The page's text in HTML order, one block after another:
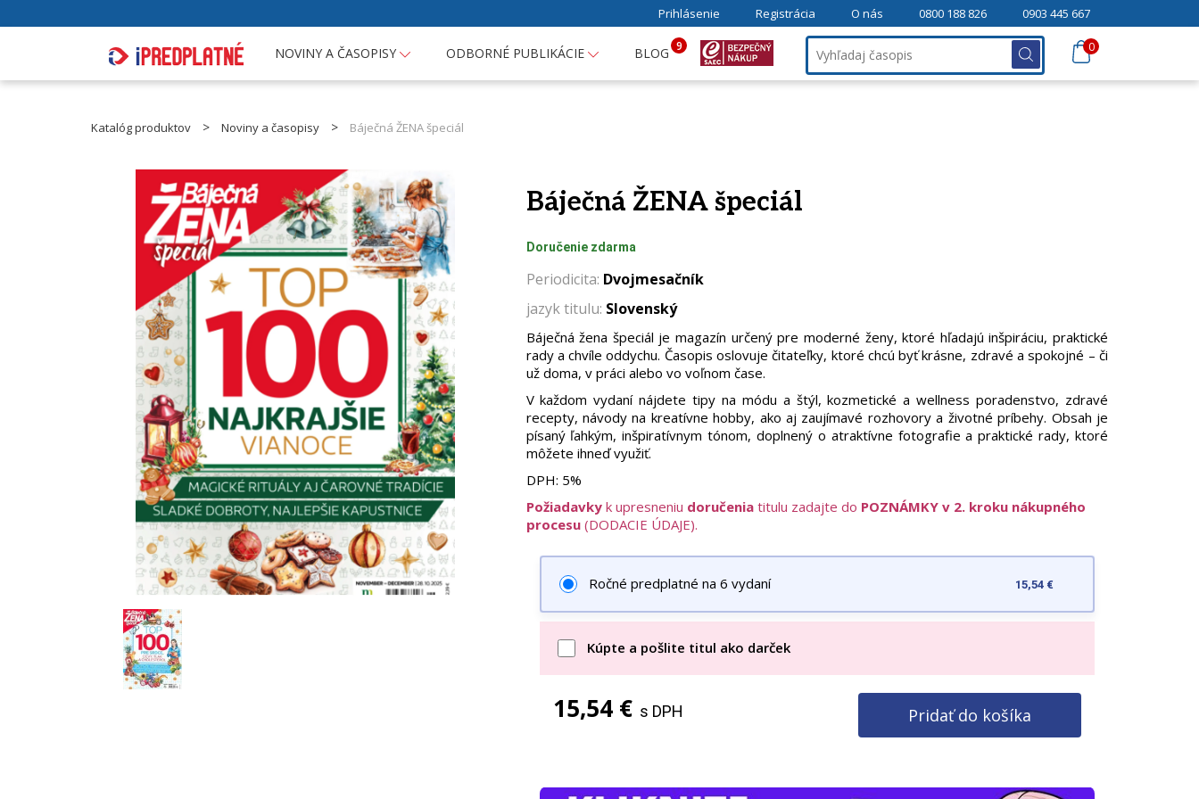
Prihlásenie Registrácia O nás 0800 188 826 0903 445 667
NOVINY A ČASOPISY ODBORNÉ PUBLIKÁCIE BLOG 9 0
Katalóg produktov Noviny a časopisy Báječná ŽENA špeciál
Báječná ŽENA špeciál
Doručenie zdarma
Periodicita: Dvojmesačník
jazyk titulu: Slovenský
Báječná žena špeciál je magazín určený pre moderné ženy, ktoré hľadajú inšpiráciu, praktické
rady a chvíle oddychu. Časopis oslovuje čitateľky, ktoré chcú byť krásne, zdravé a spokojné – či
už doma, v práci alebo vo voľnom čase.
V každom vydaní nájdete tipy na módu a štýl, kozmetické a wellness poradenstvo, zdravé
recepty, návody na kreatívne hobby, ako aj zaujímavé rozhovory a životné príbehy. Obsah je
písaný ľahkým, inšpiratívnym tónom, doplnený o atraktívne fotografie a praktické rady, ktoré
môžete ihneď využiť.
DPH: 5%
Požiadavkyk upresneniu doručeniatitulu zadajte do POZNÁMKY v 2. kroku nákupného
procesu(DODACIE ÚDAJE).
Ročné predplatné na 6 vydaní 15,54 €
Kúpte a pošlite titul ako darček
15,54 € s DPH Pridať do košíka